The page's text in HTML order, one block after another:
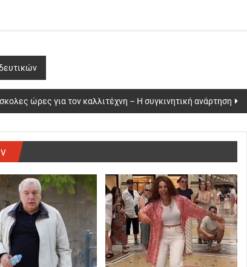
ώρες για τον καλλιτέχνη – Η συγκινητική ανάρτηση